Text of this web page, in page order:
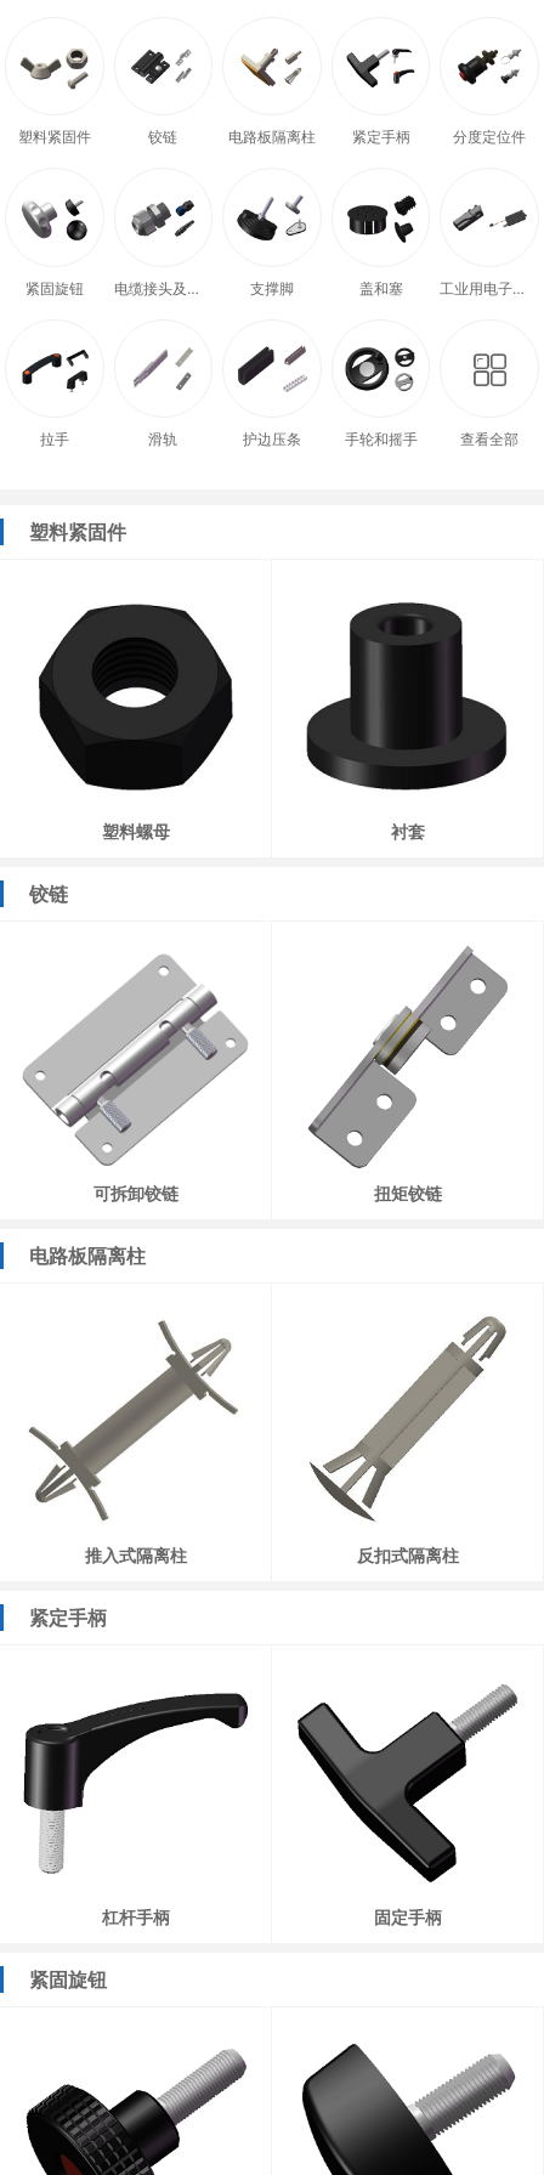
塑料紧固件 铰链 电路板隔离柱 紧定手柄 分度定位件
紧固旋钮 电缆接头及配件 支撑脚 盖和塞 工业用电子式门锁
拉手 滑轨 护边压条 手轮和摇手 查看全部
塑料紧固件
塑料螺母 衬套
铰链
可拆卸铰链 扭矩铰链
电路板隔离柱
推入式隔离柱 反扣式隔离柱
紧定手柄
杠杆手柄 固定手柄
紧固旋钮